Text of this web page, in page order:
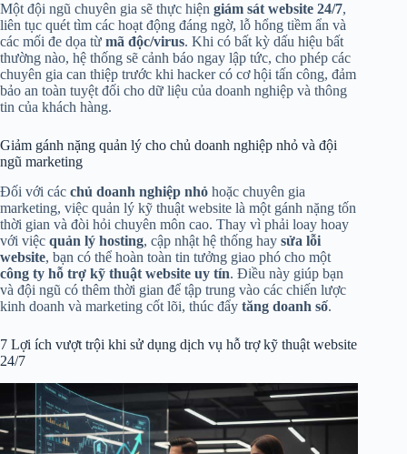
Một đội ngũ chuyên gia sẽ thực hiện giám sát website 24/7,
liên tục quét tìm các hoạt động đáng ngờ, lỗ hổng tiềm ẩn và
các mối đe dọa từ mã độc/virus. Khi có bất kỳ dấu hiệu bất
thường nào, hệ thống sẽ cảnh báo ngay lập tức, cho phép các
chuyên gia can thiệp trước khi hacker có cơ hội tấn công, đảm
bảo an toàn tuyệt đối cho dữ liệu của doanh nghiệp và thông
tin của khách hàng.
Giảm gánh nặng quản lý cho chủ doanh nghiệp nhỏ và đội
ngũ marketing
Đối với các chủ doanh nghiệp nhỏ hoặc chuyên gia
marketing, việc quản lý kỹ thuật website là một gánh nặng tốn
thời gian và đòi hỏi chuyên môn cao. Thay vì phải loay hoay
với việc quản lý hosting, cập nhật hệ thống hay sửa lỗi
website, bạn có thể hoàn toàn tin tưởng giao phó cho một
công ty hỗ trợ kỹ thuật website uy tín. Điều này giúp bạn
và đội ngũ có thêm thời gian để tập trung vào các chiến lược
kinh doanh và marketing cốt lõi, thúc đẩy tăng doanh số.
7 Lợi ích vượt trội khi sử dụng dịch vụ hỗ trợ kỹ thuật website
24/7